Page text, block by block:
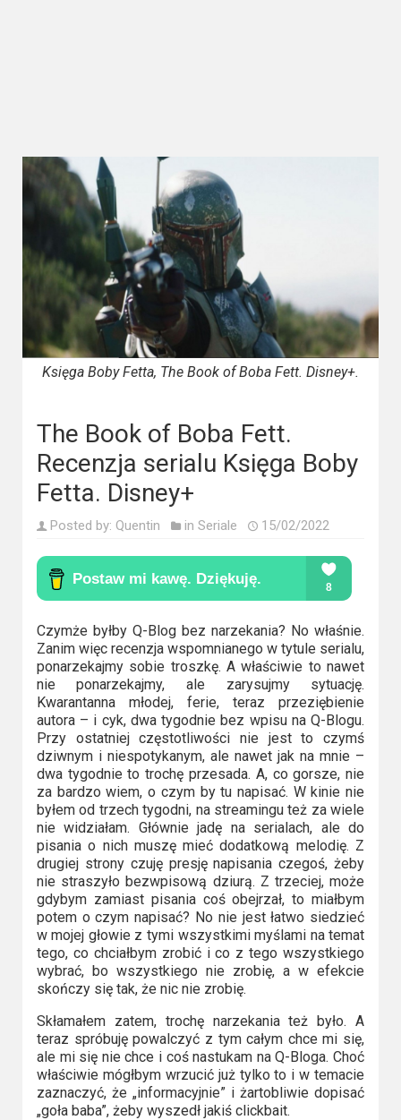
Filmy
dokumentalne
Horrory
Kino
azjatyckie
Kino
europejskie
polskie
Komedie
Korea
Południowa
Filmy
oparte
na
faktach
Thrillery
Streaming
Amazon
Prime
Video
Apple
TV
+
Disney+
HBO
Max
Netflix
Sky
Księga Boby Fetta, The Book of Boba Fett. Disney+.
The Book of Boba Fett.
Recenzja serialu Księga Boby
Fetta. Disney+
Posted by: Quentin in Seriale 15/02/2022
Czymże byłby Q-Blog bez narzekania? No właśnie.
Zanim więc recenzja wspomnianego w tytule serialu,
ponarzekajmy sobie troszkę. A właściwie to nawet
nie ponarzekajmy, ale zarysujmy sytuację.
Kwarantanna młodej, ferie, teraz przeziębienie
autora – i cyk, dwa tygodnie bez wpisu na Q-Blogu.
Przy ostatniej częstotliwości nie jest to czymś
dziwnym i niespotykanym, ale nawet jak na mnie –
dwa tygodnie to trochę przesada. A, co gorsze, nie
za bardzo wiem, o czym by tu napisać. W kinie nie
byłem od trzech tygodni, na streamingu też za wiele
nie widziałam. Głównie jadę na serialach, ale do
pisania o nich muszę mieć dodatkową melodię. Z
drugiej strony czuję presję napisania czegoś, żeby
nie straszyło bezwpisową dziurą. Z trzeciej, może
gdybym zamiast pisania coś obejrzał, to miałbym
potem o czym napisać? No nie jest łatwo siedzieć
w mojej głowie z tymi wszystkimi myślami na temat
tego, co chciałbym zrobić i co z tego wszystkiego
wybrać, bo wszystkiego nie zrobię, a w efekcie
skończy się tak, że nic nie zrobię.
Skłamałem zatem, trochę narzekania też było. A
teraz spróbuję powalczyć z tym całym chce mi się,
ale mi się nie chce i coś nastukam na Q-Bloga. Choć
właściwie mógłbym wrzucić już tylko to i w temacie
zaznaczyć, że „informacyjnie” i żartobliwie dopisać
„goła baba”, żeby wyszedł jakiś clickbait.